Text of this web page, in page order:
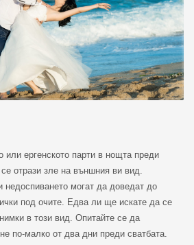
или ергенското парти в нощта преди
отрази зле на външния ви вид.
недоспиването могат да доведат до
под очите. Едва ли ще искате да се
в този вид. Опитайте се да
по-малко от два дни преди сватбата.